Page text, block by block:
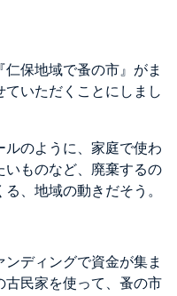
保地域で蚤の市』がま
いただくことにしまし
のように、家庭で使わ
いものなど、廃棄するの
、地域の動きだそう。
ディングで資金が集ま
古民家を使って、蚤の市